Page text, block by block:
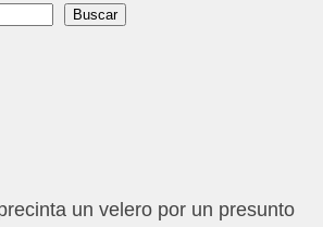
Buscar
un velero por un presunto